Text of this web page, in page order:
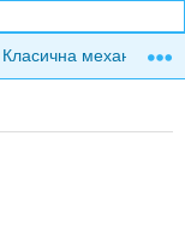
Класична механіка